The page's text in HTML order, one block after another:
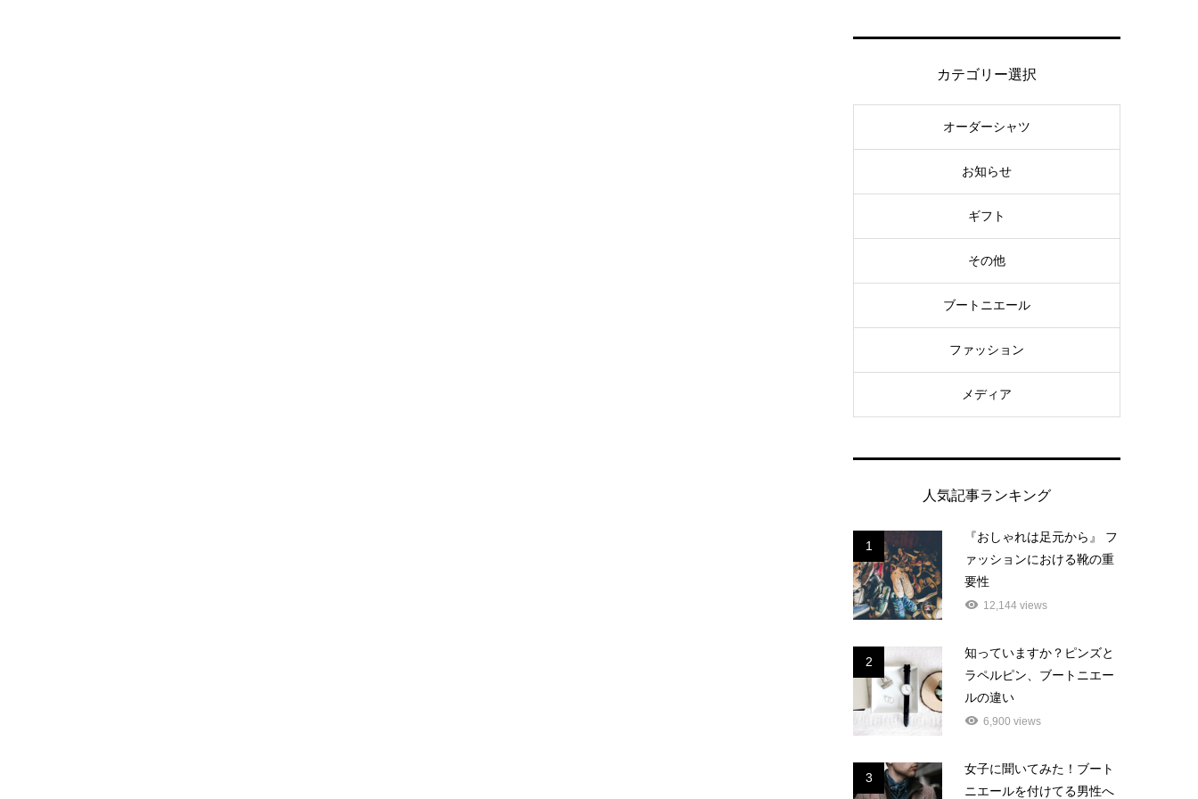
カテゴリー選択
オーダーシャツ
お知らせ
ギフト
その他
ブートニエール
ファッション
メディア
人気記事ランキング
1
『おしゃれは足元から』 フ
ァッションにおける靴の重
要性
12,144 views
2
知っていますか？ピンズと
ラペルピン、ブートニエー
ルの違い
6,900 views
3
女子に聞いてみた！ブート
ニエールを付けてる男性へ